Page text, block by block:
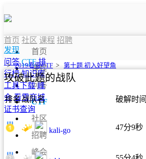
首页
课程
问答
CTF
社区
招聘
峰会
首页 社区 课程 招聘
发现
问答 CTF 排
行榜 知识库
工具下载 峰
会 看雪商城
证书查询
>2019看雪CTF > 第十题 初入好望角
攻破此题的战队
排名战队名 破解时间
kali-go 47分9秒